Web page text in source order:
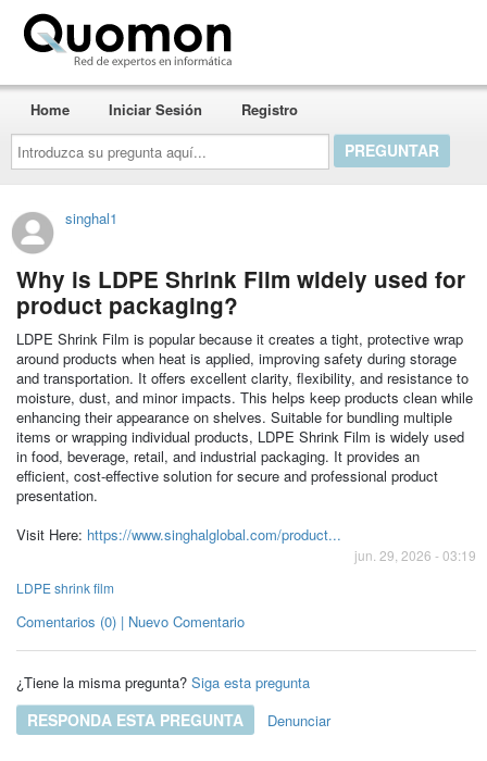
Introduzca
su
pregunta
aquí...
Home Iniciar Sesión Registro
singhal1
Why is LDPE Shrink Film widely used for
product packaging?
LDPE Shrink Film is popular because it creates a tight, protective wrap
around products when heat is applied, improving safety during storage
and transportation. It offers excellent clarity, flexibility, and resistance to
moisture, dust, and minor impacts. This helps keep products clean while
enhancing their appearance on shelves. Suitable for bundling multiple
items or wrapping individual products, LDPE Shrink Film is widely used
in food, beverage, retail, and industrial packaging. It provides an
efficient, cost-effective solution for secure and professional product
presentation.
Visit Here: https://www.singhalglobal.com/product...
jun. 29, 2026 - 03:19
LDPE shrink film
Comentarios (0) | Nuevo Comentario
¿Tiene la misma pregunta? Siga esta pregunta
RESPONDA ESTA PREGUNTA Denunciar